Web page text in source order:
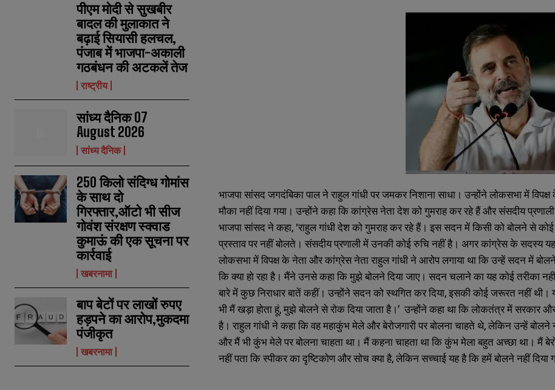
N
m
e
E
m
a
i
l
*
N
u
m
b
e SUBMIT
N
m
e
E
m
a
i
l
*
N
u
m
b
e SUBMIT
पीएम मोदी से सुखबीर
बादल की मुलाकात ने
बढ़ाई सियासी हलचल,
पंजाब में भाजपा-अकाली
गठबंधन की अटकलें तेज
राष्ट्रीय
सांध्य दैनिक 07
August 2026
सांध्य दैनिक
250 किलो संदिग्ध गोमांस
के साथ दो
गिरफ्तार,ऑटो भी सीज
गोवंश संरक्षण स्क्वाड
कुमाऊं की एक सूचना पर
कार्रवाई
खबरनामा
बाप बेटों पर लाखों रुपए
हड़पने का आरोप,मुकदमा
पंजीकृत
खबरनामा
भाजपा सांसद जगदंबिका पाल ने राहुल गांधी पर जमकर निशाना साधा। उन्होंने लोकसभा में
मौका नहीं दिया गया। उन्होंने कहा कि कांग्रेस नेता देश को गुमराह कर रहे हैं और संसदीय
भाजपा सांसद ने कहा, ‘राहुल गांधी देश को गुमराह कर रहे हैं। इस सदन में किसी को बोलने से
प्रस्ताव पर नहीं बोलते। संसदीय प्रणाली में उनकी कोई रुचि नहीं है। अगर कांग्रेस के सदस्य
लोकसभा में विपक्ष के नेता और कांग्रेस नेता राहुल गांधी ने आरोप लगाया था कि उन्हें सदन में
कि क्या हो रहा है। मैंने उनसे कहा कि मुझे बोलने दिया जाए। सदन चलाने का यह कोई तरीका
बारे में कुछ निराधार बातें कहीं। उन्होंने सदन को स्थगित कर दिया, इसकी कोई जरूरत नहीं थी।
भी मैं खड़ा होता हूं, मुझे बोलने से रोक दिया जाता है।’ उन्होंने कहा था कि लोकतंत्र में सरकार
है। राहुल गांधी ने कहा कि वह महाकुंभ मेले और बेरोजगारी पर बोलना चाहते थे, लेकिन उन्हें बोलने
और मैं भी कुंभ मेले पर बोलना चाहता था। मैं कहना चाहता था कि कुंभ मेला बहुत अच्छा था। मैं
नहीं पता कि स्पीकर का दृष्टिकोण और सोच क्या है, लेकिन सच्चाई यह है कि हमें बोलने नहीं दिया